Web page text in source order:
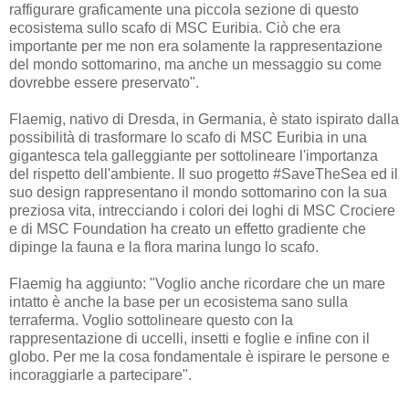
raffigurare graficamente una piccola sezione di questo
ecosistema sullo scafo di MSC Euribia. Ciò che era
importante per me non era solamente la rappresentazione
del mondo sottomarino, ma anche un messaggio su come
dovrebbe essere preservato".
Flaemig, nativo di Dresda, in Germania, è stato ispirato dalla
possibilità di trasformare lo scafo di MSC Euribia in una
gigantesca tela galleggiante per sottolineare l'importanza
del rispetto dell'ambiente. Il suo progetto #SaveTheSea ed il
suo design rappresentano il mondo sottomarino con la sua
preziosa vita, intrecciando i colori dei loghi di MSC Crociere
e di MSC Foundation ha creato un effetto gradiente che
dipinge la fauna e la flora marina lungo lo scafo.
Flaemig ha aggiunto: "Voglio anche ricordare che un mare
intatto è anche la base per un ecosistema sano sulla
terraferma. Voglio sottolineare questo con la
rappresentazione di uccelli, insetti e foglie e infine con il
globo. Per me la cosa fondamentale è ispirare le persone e
incoraggiarle a partecipare".